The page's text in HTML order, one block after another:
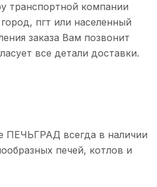
транспортной компании
пгт или населенный
заказа Вам позвонит
все детали доставки.
ПЕЧЬГРАД всегда в наличии
печей, котлов и